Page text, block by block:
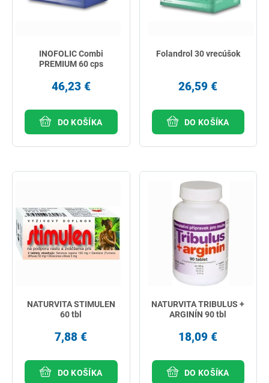
INOFOLIC Combi
PREMIUM 60 cps
46,23 €
DO KOŠÍKA
Folandrol 30 vrecúšok
26,59 €
DO KOŠÍKA
NATURVITA STIMULEN
60 tbl
7,88 €
DO KOŠÍKA
NATURVITA TRIBULUS +
ARGINÍN 90 tbl
18,09 €
DO KOŠÍKA